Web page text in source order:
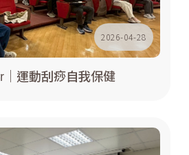
2026-04-28
｜運動刮痧自我保健